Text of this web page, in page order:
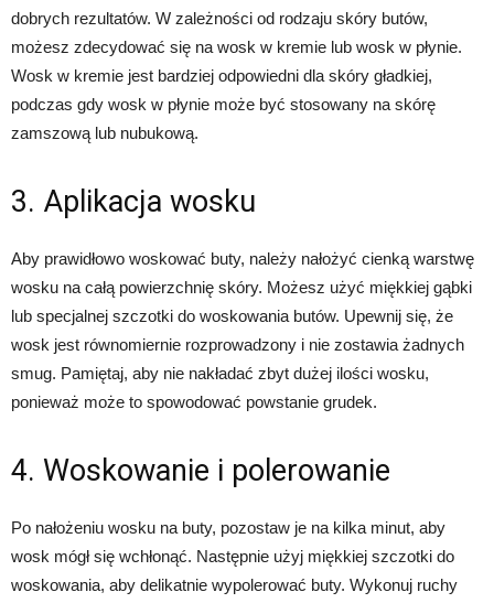
dobrych rezultatów. W zależności od rodzaju skóry butów,
możesz zdecydować się na wosk w kremie lub wosk w płynie.
Wosk w kremie jest bardziej odpowiedni dla skóry gładkiej,
podczas gdy wosk w płynie może być stosowany na skórę
zamszową lub nubukową.
3. Aplikacja wosku
Aby prawidłowo woskować buty, należy nałożyć cienką warstwę
wosku na całą powierzchnię skóry. Możesz użyć miękkiej gąbki
lub specjalnej szczotki do woskowania butów. Upewnij się, że
wosk jest równomiernie rozprowadzony i nie zostawia żadnych
smug. Pamiętaj, aby nie nakładać zbyt dużej ilości wosku,
ponieważ może to spowodować powstanie grudek.
4. Woskowanie i polerowanie
Po nałożeniu wosku na buty, pozostaw je na kilka minut, aby
wosk mógł się wchłonąć. Następnie użyj miękkiej szczotki do
woskowania, aby delikatnie wypolerować buty. Wykonuj ruchy